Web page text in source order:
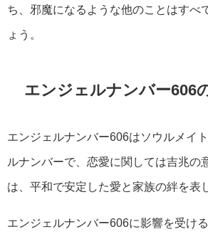
ち、邪魔になるような他のことはすべ
ょう。
エンジェルナンバー606
エンジェルナンバー606はソウルメイ
ルナンバーで、恋愛に関しては吉兆の
は、平和で安定した愛と家族の絆を表
エンジェルナンバー606に影響を受け